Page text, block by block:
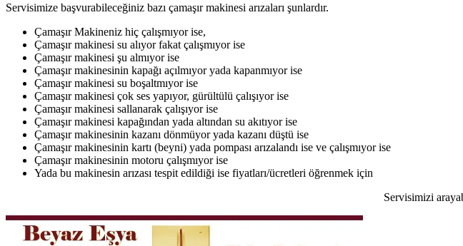
Servisimize başvurabileceğiniz bazı çamaşır makinesi arızaları şunlardır.
Çamaşır Makineniz hiç çalışmıyor ise,
Çamaşır makinesi su alıyor fakat çalışmıyor ise
Çamaşır makinesi şu almıyor ise
Çamaşır makinesinin kapağı açılmıyor yada kapanmıyor ise
Çamaşır makinesi su boşaltmıyor ise
Çamaşır makinesi çok ses yapıyor, gürültülü çalışıyor ise
Çamaşır makinesi sallanarak çalışıyor ise
Çamaşır makinesi kapağından yada altından su akıtıyor ise
Çamaşır makinesinin kazanı dönmüyor yada kazanı düştü ise
Çamaşır makinesinin kartı (beyni) yada pompası arızalandı ise ve çalışmıyor ise
Çamaşır makinesinin motoru çalışmıyor ise
Yada bu makinesin arızası tespit edildiği ise fiyatları/ücretleri öğrenmek için
Servisimizi